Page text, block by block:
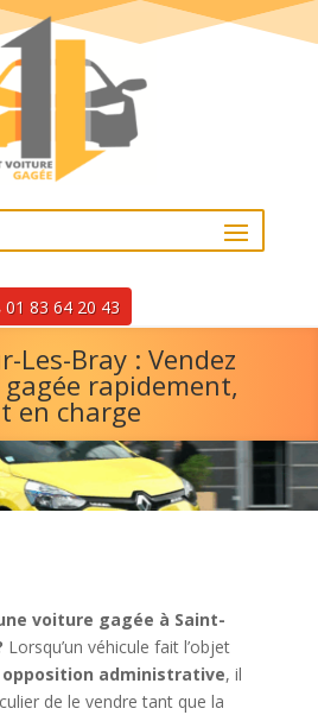
01 83 64 20 43
Les-Bray : Vendez
rapidement,
en charge
voiture gagée à Saint-
Lorsqu’un véhicule fait l’objet
opposition administrative, il
de le vendre tant que la